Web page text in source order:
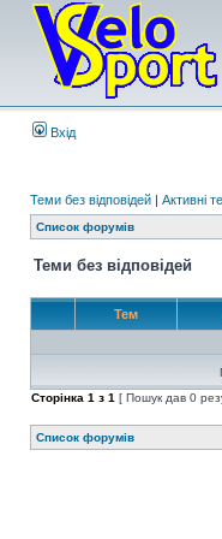
Вхід
Теми без відповідей | Активні
Список форумів
Теми без відповідей
Тем
Сторінка 1 з 1 [ Пошук дав 0
Список форумів